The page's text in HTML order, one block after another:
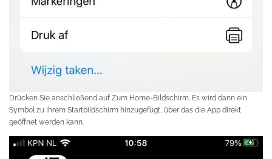
Drücken Sie anschließend auf Zum Home-Bildschirm. Es wird dann ein
Symbol zu Ihrem Startbildschirm hinzugefügt, über das die App direkt
geöffnet werden kann.